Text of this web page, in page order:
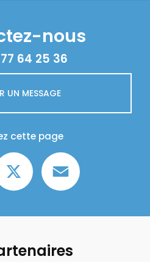
nous
64 25 36
UN MESSAGE
cette page